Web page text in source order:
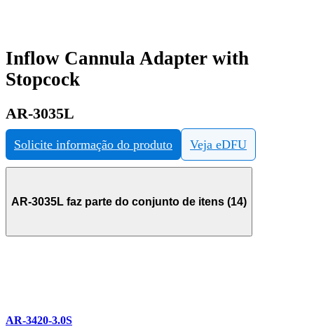
Inflow Cannula Adapter with
Stopcock
AR-3035L
Solicite informação do produto Veja eDFU
AR-3035L faz parte do conjunto de itens (14)
AR-3420-3.0S